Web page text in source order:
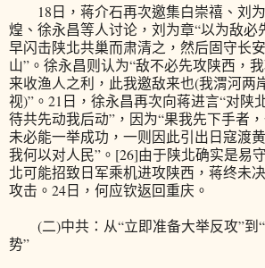
18日，蒋介石再次邀集白崇禧、刘
煌、徐永昌等人讨论，刘为章“以为敌必
早闪击陕北共巢而肃清之，然后固守长
山”。徐永昌则认为“敌不必先攻陕西，
来收渔人之利，此我邀敌来也(我渭河两
视)”。21日，徐永昌再次向蒋进言“对陕
待共先动我后动”，因为“果我先下手者
未必能一举成功，一则因此引出日寇渡
我何以对人民”。[26]由于陕北确实是易
北可能招致日军乘机进攻陕西，蒋终未
攻击。24日，何应钦返回重庆。
(二)中共：从“立即准备大举反攻”到
势”